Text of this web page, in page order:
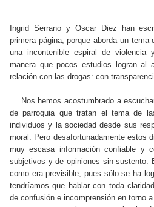
Ingrid Serrano y Oscar Diez han
primera página, porque aborda un
una incontenible espiral de
manera que pocos estudios logran al
relación con las drogas: con
Nos hemos acostumbrado a
de parroquia que tratan el tema de
individuos y la sociedad desde sus
moral. Pero desafortunadamente estos
muy escasa información confiable y
subjetivos y de opiniones sin sustento.
como era previsible, pues sólo se ha
tendríamos que hablar con toda
de confusión e incomprensión en torno